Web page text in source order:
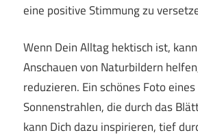
eine positive Stimmung zu
Wenn Dein Alltag hektisch ist,
Anschauen von Naturbildern
reduzieren. Ein schönes Foto
Sonnenstrahlen, die durch das
kann Dich dazu inspirieren, tief